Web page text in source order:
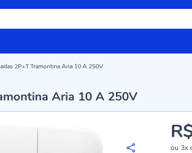
2P+T Tramontina Aria 10 A 250V
Aria 10 A 250V
ou 3x